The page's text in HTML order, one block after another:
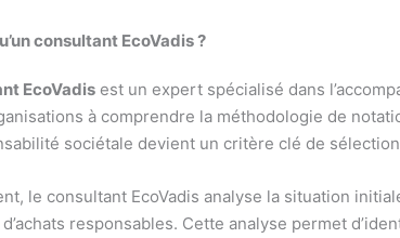
consultant EcoVadis ?
EcoVadis est un expert spécialisé dans
à comprendre la méthodologie de
sociétale devient un critère clé de
le consultant EcoVadis analyse la situation
d’achats responsables. Cette analyse permet